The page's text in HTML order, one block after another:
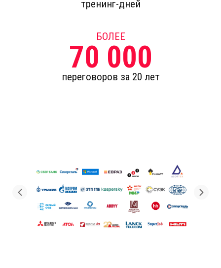
тренинг-дней
БОЛЕЕ
70 000
переговоров за 20 лет